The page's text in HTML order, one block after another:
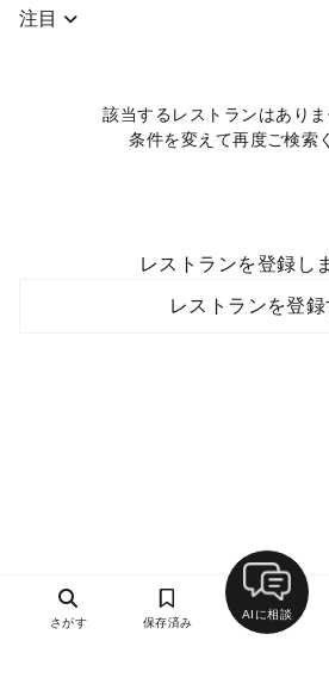
注目
該当するレストランはありま
条件を変えて再度ご検索
レストランを登録し
レストランを登録
さがす 保存済み
AIに相談